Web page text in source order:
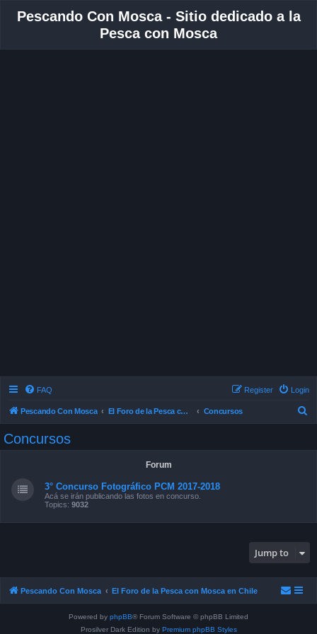
Pescando Con Mosca - Sitio dedicado a la
Pesca con Mosca
FAQ Login
Register
Pescando Con Mosca El Foro de la Pesca con Mosca en Chile Concursos
Concursos
Forum
3° Concurso Fotográfico PCM 2017-2018
Acá se irán publicando las fotos en concurso.
Topics: 9032
Jump to
Pescando Con Mosca El Foro de la Pesca con Mosca en Chile
Powered by phpBB® Forum Software © phpBB Limited
Prosilver Dark Edition by Premium phpBB Styles